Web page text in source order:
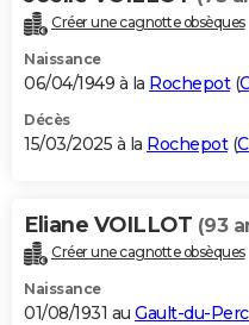
Créer une cagnotte obsèques
Naissance
06/04/1949 à la Rochepot(
Décès
15/03/2025 à la Rochepot(
Eliane VOILLOT (93
Créer une cagnotte obsèques
Naissance
01/08/1931 au Gault-du-